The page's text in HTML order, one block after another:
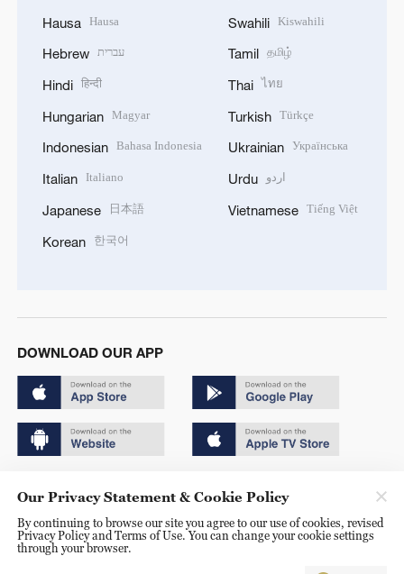
Hausa Hausa
Hebrew עברית
Hindi हिन्दी
Hungarian Magyar
Indonesian Bahasa Indonesia
Italian Italiano
Japanese 日本語
Korean 한국어
Swahili Kiswahili
Tamil தமிழ்
Thai ไทย
Turkish Türkçe
Ukrainian Українська
Urdu اردو
Vietnamese Tiếng Việt
DOWNLOAD OUR APP
京ICP备20000184号
京公网安备 11010502050052号
Our Privacy Statement & Cookie Policy
By continuing to browse our site you agree to our use of cookies, revised
Privacy Policy and Terms of Use. You can change your cookie settings
through your browser.